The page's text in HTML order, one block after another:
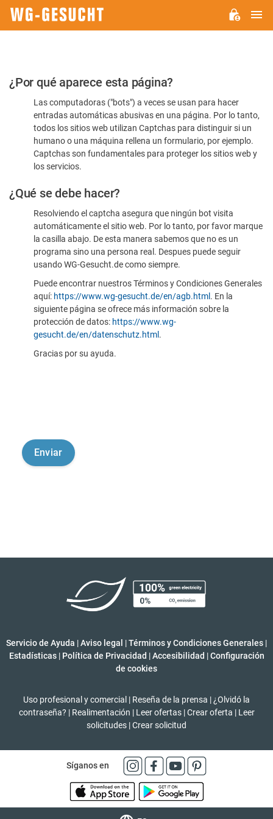
Por
favor,
confirme
humano
¿Por qué aparece esta página?
Las computadoras ("bots") a veces se usan para hacer
entradas automáticas abusivas en una página. Por lo tanto,
todos los sitios web utilizan Captchas para distinguir si un
humano o una máquina rellena un formulario, por ejemplo.
Captchas son fundamentales para proteger los sitios web y
los servicios.
¿Qué se debe hacer?
Resolviendo el captcha asegura que ningún bot visita
automáticamente el sitio web. Por lo tanto, por favor marque
la casilla abajo. De esta manera sabemos que no es un
programa sino una persona real. Despues puede seguir
usando WG-Gesucht.de como siempre.
Puede encontrar nuestros Términos y Condiciones Generales
aquí: https://www.wg-gesucht.de/en/agb.html . En la
siguiente página se ofrece más información sobre la
protección de datos: https://www.wg-
gesucht.de/en/datenschutz.html .
Gracias por su ayuda.
Servicio de Ayuda |Aviso legal |Términos y Condiciones Generales |
Estadísticas | Política de Privacidad | Accesibilidad | Configuración
de cookies
Uso profesional y comercial | Reseña de la prensa | ¿Olvidó la
contraseña? | Realimentación | Leer ofertas | Crear oferta | Leer
solicitudes |Crear solicitud
Síganos en